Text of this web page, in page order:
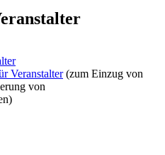
Veranstalter(zum Einzug von
von